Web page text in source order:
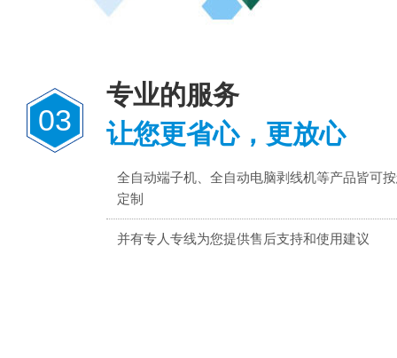
03
专业的服务
让您更省心，更放心
全自动端子机、全自动电脑剥线机等产品皆可
定制
并有专人专线为您提供售后支持和使用建议